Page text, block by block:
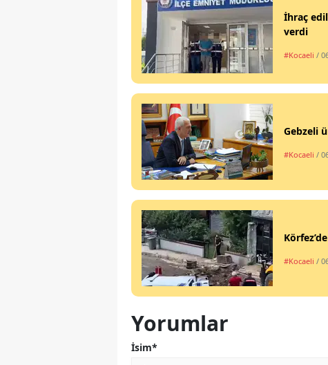
İhraç
verdi
#Kocaeli /
Gebzeli
#Kocaeli /
#Kocaeli /
Yorumlar
İsim*